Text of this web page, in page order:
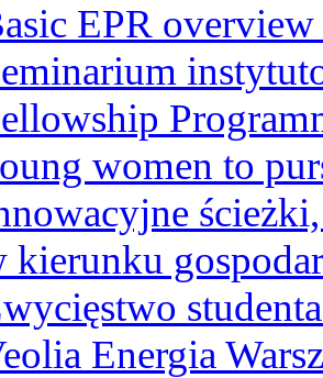
EPR overview
women to
kierunku
Energia